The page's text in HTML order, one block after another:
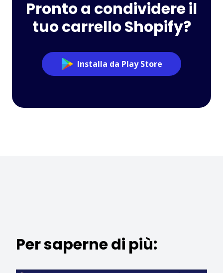
Pronto a condividere il
tuo carrello Shopify?
Installa da Play Store
Per saperne di più: